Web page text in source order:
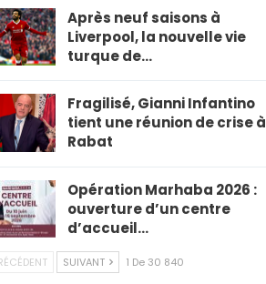
Après neuf saisons à
Liverpool, la nouvelle vie
turque de…
Fragilisé, Gianni Infantino
tient une réunion de crise à
Rabat
Opération Marhaba 2026 :
ouverture d’un centre
d’accueil…
SUIVANT 1 De 30 840